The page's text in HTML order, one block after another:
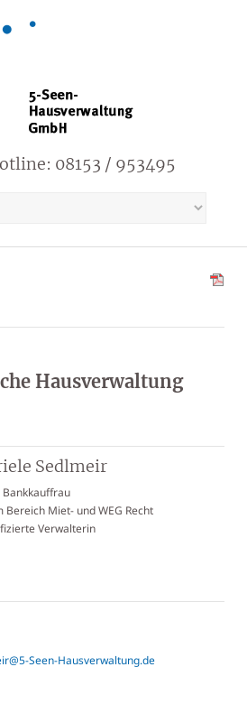
08153 / 953495
Hausverwaltung
Sedlmeir
Bankkauffrau
Bereich Miet- und WEG Recht
Verwalterin
Seen-Hausverwaltung.de